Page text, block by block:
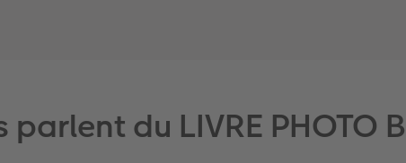
parlent du LIVRE PHOTO